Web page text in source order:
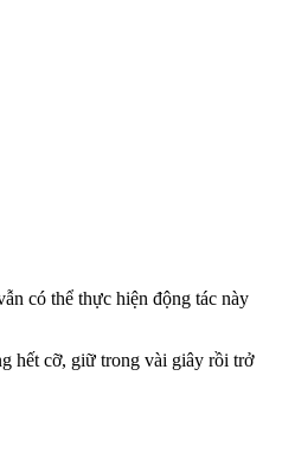
có thể thực hiện động tác này
hết cỡ, giữ trong vài giây rồi trở